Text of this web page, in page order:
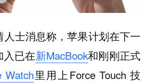
人士消息称，苹果计划在下一
入已在新MacBook和刚刚正式
Watch里用上Force Touch 技